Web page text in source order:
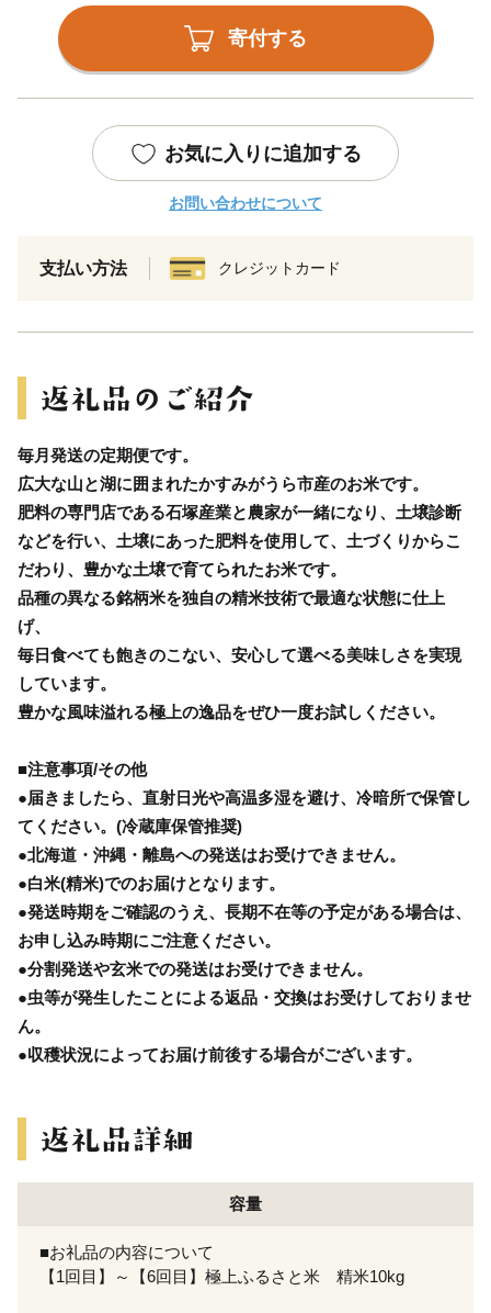
寄付する
お気に入りに追加する
お問い合わせについて
支払い方法 クレジットカード
毎月発送の定期便です。
広大な山と湖に囲まれたかすみがうら市産のお米です。
肥料の専門店である石塚産業と農家が一緒になり、土壌診断
などを行い、土壌にあった肥料を使用して、土づくりからこ
だわり、豊かな土壌で育てられたお米です。
品種の異なる銘柄米を独自の精米技術で最適な状態に仕上
げ、
毎日食べても飽きのこない、安心して選べる美味しさを実現
しています。
豊かな風味溢れる極上の逸品をぜひ一度お試しください。
■注意事項/その他
●届きましたら、直射日光や高温多湿を避け、冷暗所で保管し
てください。(冷蔵庫保管推奨)
●北海道・沖縄・離島への発送はお受けできません。
●白米(精米)でのお届けとなります。
●発送時期をご確認のうえ、長期不在等の予定がある場合は、
お申し込み時期にご注意ください。
●分割発送や玄米での発送はお受けできません。
●虫等が発生したことによる返品・交換はお受けしておりませ
ん。
●収穫状況によってお届け前後する場合がございます。
容量
■お礼品の内容について
【1回目】～【6回目】極上ふるさと米 精米10kg